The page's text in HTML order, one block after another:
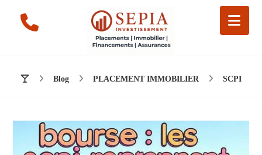
Blog PLACEMENT IMMOBILIER SCPI